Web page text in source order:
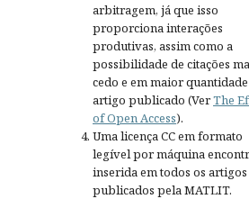
arbitragem, já que isso
proporciona interações
produtivas, assim como a
possibilidade de citações
cedo e em maior
artigo publicado (VerThe
of Open Access).
Uma licença CC em formato
legível por máquina
inserida em todos os artigos
publicados pela MATLIT.